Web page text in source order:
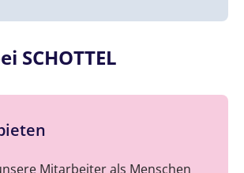
SCHOTTEL
Mitarbeiter als Menschen